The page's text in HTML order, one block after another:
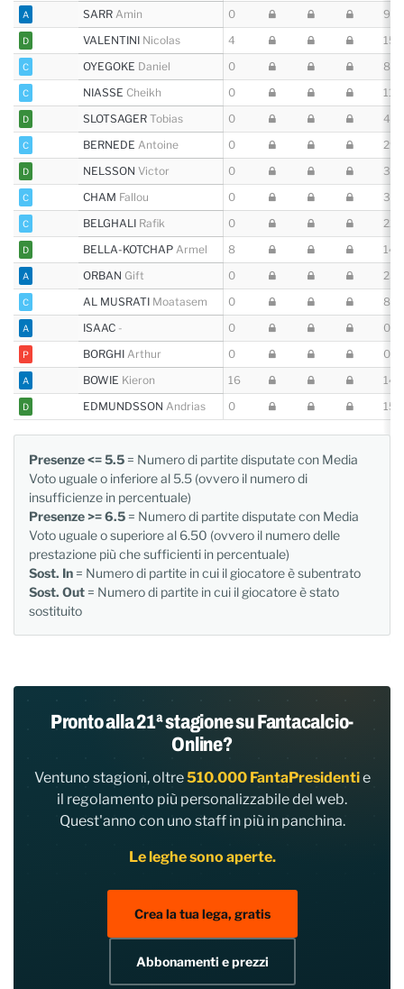
A SARRAmin 0 9
D VALENTINI Nicolas 4 15
C OYEGOKE Daniel 0 8
C NIASSE Cheikh 0 11
D SLOTSAGERTobias 0 4
C BERNEDEAntoine 0 29
D NELSSONVictor 0 37
C CHAM Fallou 0 3
C BELGHALI Rafik 0 22
D BELLA-KOTCHAPArmel 8 14
A ORBAN Gift 0 23
C AL MUSRATI Moatasem 0 8
A ISAAC - 0 0
P BORGHIArthur 0 0
A BOWIE Kieron 16 14
D EDMUNDSSONAndrias 0 15
Presenze <= 5.5 = Numero di partite disputate con Media
Voto uguale o inferiore al 5.5 (ovvero il numero di
insufficienze in percentuale)
Presenze >= 6.5 = Numero di partite disputate con Media
Voto uguale o superiore al 6.50 (ovvero il numero delle
prestazione più che sufficienti in percentuale)
Sost. In = Numero di partite in cui il giocatore è subentrato
Sost. Out = Numero di partite in cui il giocatore è stato
sostituito
Pronto alla 21ª stagione su Fantacalcio-
Online?
Ventuno stagioni, oltre510.000 FantaPresidentie
il regolamento più personalizzabile del web.
Quest'anno con uno staff in più in panchina.
Le leghe sono aperte.
Crea la tua lega, gratis
Abbonamenti e prezzi